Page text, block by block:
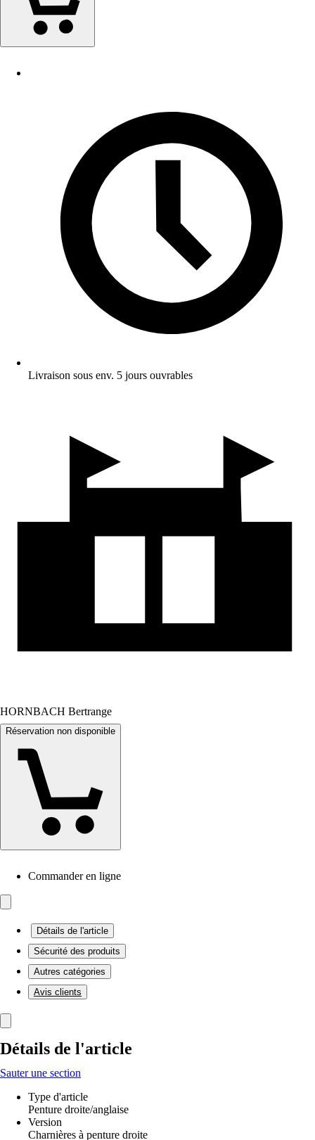
Livraison sous env. 5 jours ouvrables
HORNBACH Bertrange
Réservation non disponible
Commander en ligne
Détails de l'article
Sécurité des produits
Autres catégories
Avis clients
Détails de l'article
Sauter une section
Type d'article
Penture droite/anglaise
Version
Charnières à penture droite